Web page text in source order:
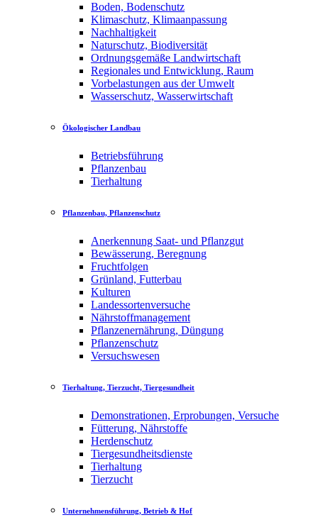
Boden, Bodenschutz
Klimaschutz, Klimaanpassung
Nachhaltigkeit
Naturschutz, Biodiversität
Ordnungsgemäße Landwirtschaft
Regionales und Entwicklung, Raum
Vorbelastungen aus der Umwelt
Wasserschutz, Wasserwirtschaft
Ökologischer Landbau
Betriebsführung
Pflanzenbau
Tierhaltung
Pflanzenbau, Pflanzenschutz
Anerkennung Saat- und Pflanzgut
Bewässerung, Beregnung
Fruchtfolgen
Grünland, Futterbau
Kulturen
Landessortenversuche
Nährstoffmanagement
Pflanzenernährung, Düngung
Pflanzenschutz
Versuchswesen
Tierhaltung, Tierzucht, Tiergesundheit
Demonstrationen, Erprobungen, Versuche
Fütterung, Nährstoffe
Herdenschutz
Tiergesundheitsdienste
Tierhaltung
Tierzucht
Unternehmensführung, Betrieb & Hof